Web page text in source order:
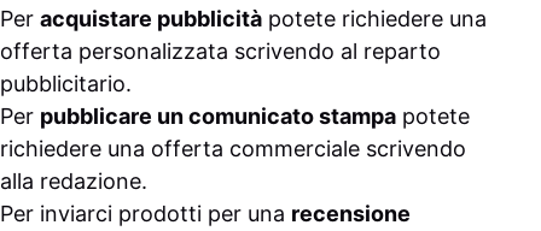
Per acquistare pubblicità potete richiedere una
offerta personalizzata scrivendo al reparto
pubblicitario.
Per pubblicare un comunicato stampa potete
richiedere una offerta commerciale scrivendo
alla redazione.
Per inviarci prodotti per una recensione